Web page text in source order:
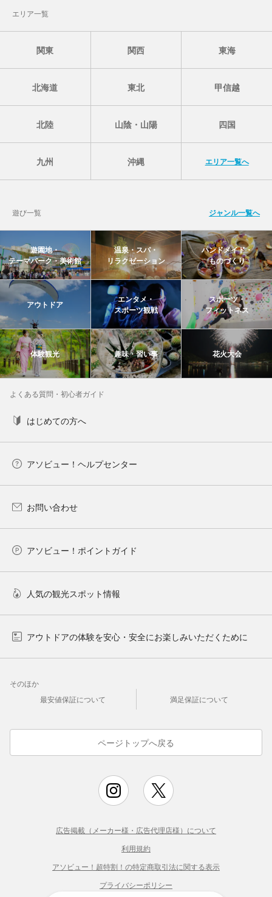
エリア一覧
関東 関西 東海
北海道 東北 甲信越
北陸 山陰・山陽 四国
九州 沖縄 エリア一覧へ
遊び一覧 ジャンル一覧へ
遊園地・
テーマパーク・美術館
温泉・スパ・
リラクゼーション
ハンドメイド・
ものづくり
アウトドア
エンタメ・
スポーツ観戦
スポーツ・
フィットネス
体験観光 趣味・習い事 花火大会
よくある質問・初心者ガイド
はじめての方へ
アソビュー！ヘルプセンター
お問い合わせ
アソビュー！ポイントガイド
人気の観光スポット情報
アウトドアの体験を安心・安全にお楽しみいただくために
そのほか
最安値保証について
満足保証について
ページトップへ戻る
広告掲載（メーカー様・広告代理店様）について
利用規約
アソビュー！超特割！の特定商取引法に関する表示
プライバシーポリシー